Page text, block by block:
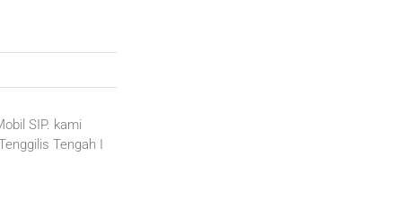
SIP. kami
Tengah I